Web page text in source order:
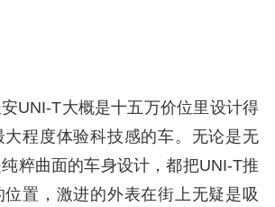
UNI-T大概是十五万价位里设计得
程度体验科技感的车。无论是无
粹曲面的车身设计，都把UNI-T推
置，激进的外表在街上无疑是吸